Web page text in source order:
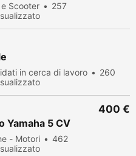
Scooter
257
in cerca di lavoro
260
Yamaha 5 CV
- Motori
462
400 €